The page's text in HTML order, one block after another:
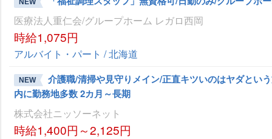
NEW
医療法人重仁会/グループホーム レガロ西岡
時給1,075円
アルバイト・パート / 北海道
NEW
介護職/清掃や見守りメイン/正直キツいのはヤダとい
内に勤務地多数 2カ月～長期
株式会社ニッソーネット
時給1,400円～2,125円